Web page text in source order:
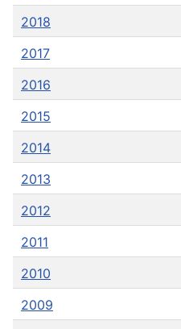
2018
2017
2016
2015
2014
2013
2012
2011
2010
2009